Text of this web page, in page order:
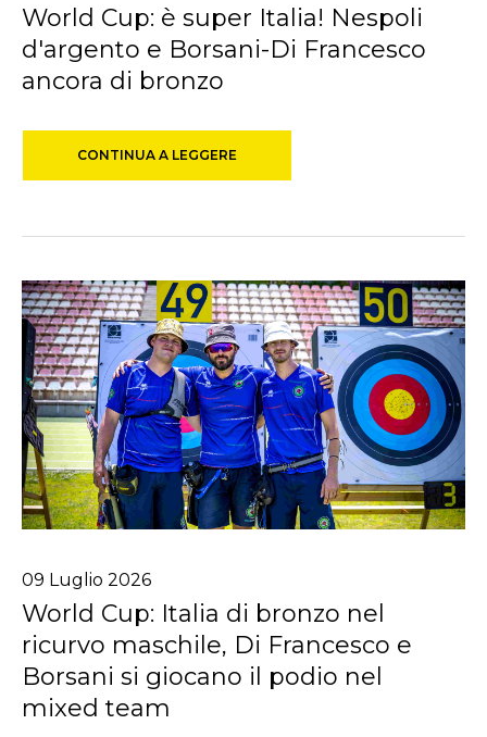
World Cup: è super Italia! Nespoli
d'argento e Borsani-Di Francesco
ancora di bronzo
CONTINUA A LEGGERE
09 Luglio 2026
World Cup: Italia di bronzo nel
ricurvo maschile, Di Francesco e
Borsani si giocano il podio nel
mixed team